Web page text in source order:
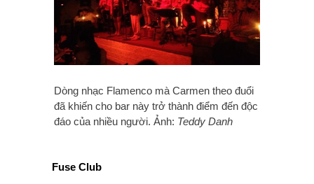
Dòng nhạc Flamenco mà Carmen theo đuổi
đã khiến cho bar này trở thành điểm đến độc
đáo của nhiều người. Ảnh: Teddy Danh
Fuse Club